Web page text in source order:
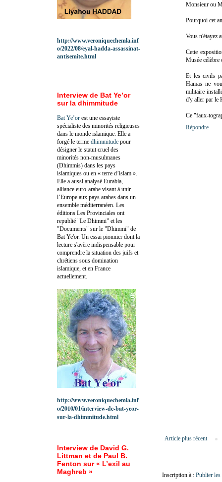
Monsieur ou
Pourquoi cet
Vous n'étayez
Cette
Musée célèbre
Et les civils
Hamas ne
militaire
d'y aller par le
Ce "faux-
Répondre
Article plus récent
Inscription à : Publier
http://www.veroniquechemla.inf
o/2022/08/eyal-hadda-assassinat-
antisemite.html
Interview de Bat Ye’or
sur la dhimmitude
Bat Ye’or est une essayiste
spécialiste des minorités religieuses
dans le monde islamique. Elle a
forgé le terme dhimmitude pour
désigner le statut cruel des
minorités non-musulmanes
(Dhimmis) dans les pays
islamiques ou en « terre d’islam ».
Elle a aussi analysé Eurabia,
alliance euro-arabe visant à unir
l’Europe aux pays arabes dans un
ensemble méditerranéen. Les
éditions Les Provinciales ont
republié "Le Dhimmi" et les
"Documents" sur le "Dhimmi" de
Bat Ye'or. Un essai pionnier dont la
lecture s'avère indispensable pour
comprendre la situation des juifs et
chrétiens sous domination
islamique, et en France
actuellement.
http://www.veroniquechemla.inf
o/2010/01/interview-de-bat-yeor-
sur-la-dhimmitude.html
Interview de David G.
Littman et de Paul B.
Fenton sur « L’exil au
Maghreb »